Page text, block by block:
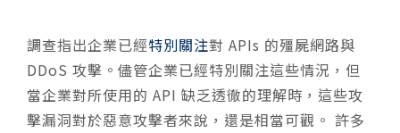
調查指出企業已經特別關注對 APIs 的殭屍網路與
DDoS 攻擊。儘管企業已經特別關注這些情況，但
當企業對所使用的 API 缺乏透徹的理解時，這些攻
擊漏洞對於惡意攻擊者來說，還是相當可觀。 許多